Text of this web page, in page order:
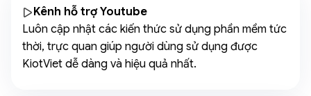
Kênh hỗ trợ Youtube
Luôn cập nhật các kiến thức sử dụng phần mềm tức
thời, trực quan giúp người dùng sử dụng được
KiotViet dễ dàng và hiệu quả nhất.